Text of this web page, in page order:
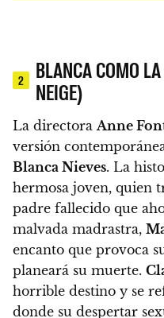
2
BLANCA COMO
NEIGE)
La directoraAnne
versión
Blanca Nieves. La
hermosa joven, quien
padre fallecido que
malvada madrastra,
encanto que provoca
planeará su muerte.
horrible destino y se
donde su despertar